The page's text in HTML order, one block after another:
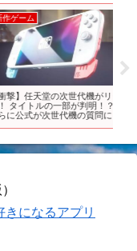
ム
任天堂の次世代機がリー
トルの一部が判明！？
式が次世代機の質問に一
になるアプリ